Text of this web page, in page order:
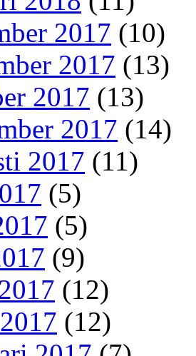
2017 (10)
2017 (13)
2017 (13)
2017 (14)
2017 (11)
(5)
(5)
(9)
(12)
(12)